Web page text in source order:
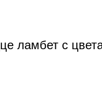
ламбет с